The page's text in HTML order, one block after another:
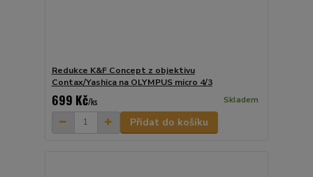
Redukce K&F Concept z objektivu
Contax/Yashica na OLYMPUS micro 4/3
699 Kč/ks Skladem
Přidat do košíku